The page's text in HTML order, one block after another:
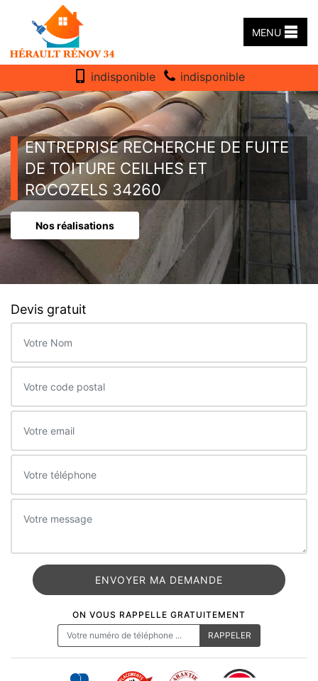
MENU
indisponible indisponible
ENTREPRISE RECHERCHE DE FUITE
DE TOITURE CEILHES ET
ROCOZELS 34260
Nos réalisations
Devis gratuit
ON VOUS RAPPELLE GRATUITEMENT